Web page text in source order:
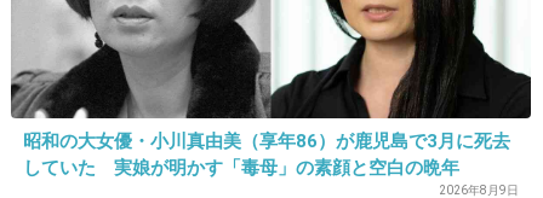
なんで二世って顔は親を超えられない人が多い
んだろ？
4件の返信
+386
昭和の大女優・小川真由美（享年86）が鹿児島で3月に死去
していた 実娘が明かす「毒母」の素顔と空白の晩年
2026年8月9日